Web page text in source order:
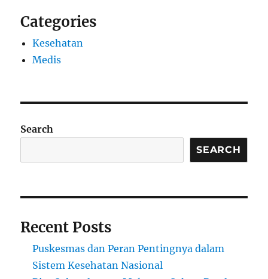
Categories
Kesehatan
Medis
Search
SEARCH
Recent Posts
Puskesmas dan Peran Pentingnya dalam
Sistem Kesehatan Nasional